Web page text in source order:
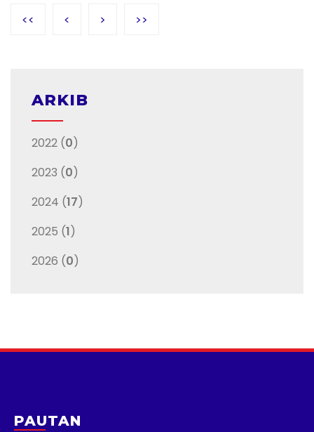
<< < > >>
ARKIB
2022 (0)
2023 (0)
2024 (17)
2025 (1)
2026 (0)
PAUTAN